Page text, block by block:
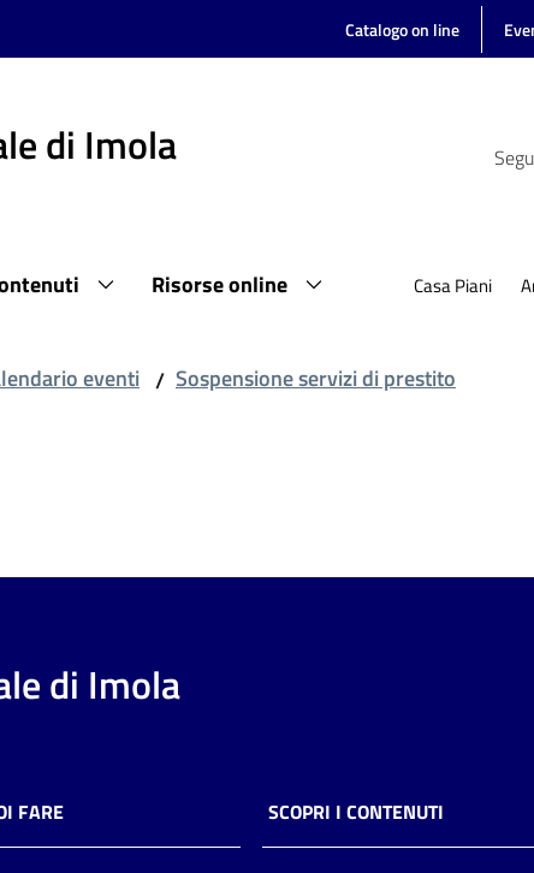
Catalogo on line
di Imola
Risorse online Casa Piani
eventi / Sospensione servizi di prestito
di Imola
FARE SCOPRI I CONTENUTI